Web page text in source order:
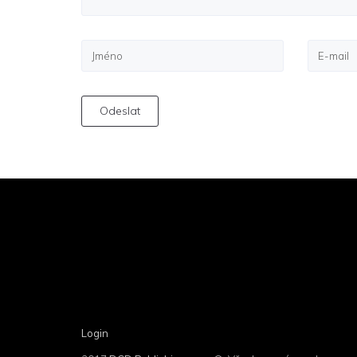
Odeslat
Login